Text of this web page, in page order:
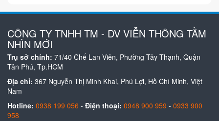
CÔNG TY TNHH TM - DV VIỄN THÔNG TẦM
NHÌN MỚI
Trụ sở chính: 71/40 Chế Lan Viên, Phường Tây Thạnh, Quận
Tân Phú, Tp.HCM
Địa chỉ: 367 Nguyễn Thị Minh Khai, Phú Lợi, Hồ Chí Minh, Việt
Nam
Hotline: 0938 199 056 - Điện thoại: 0948 900 959 - 0933 900
958